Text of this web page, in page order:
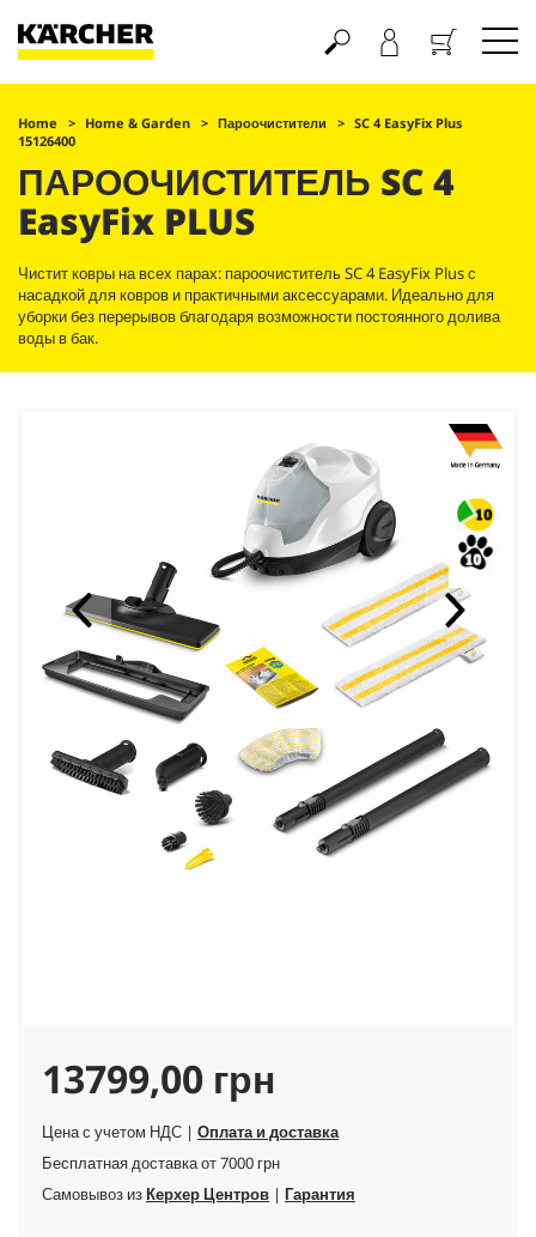
Корзина
Home Home & Garden Пароочистители SC 4 EasyFix Plus
15126400
ПАРООЧИСТИТЕЛЬ SC 4
EasyFix PLUS
Чистит ковры на всех парах: пароочиститель SC 4EasyFix Plus с
насадкой для ковров и практичными аксессуарами. Идеально для
уборки без перерывов благодаря возможности постоянного долива
воды в бак.
C
u
r
13799,00 грн
Цена с учетом НДС | Оплата и доставка
Бесплатная доставка от 7000 грн
Самовывоз изКерхер Центров | Гарантия